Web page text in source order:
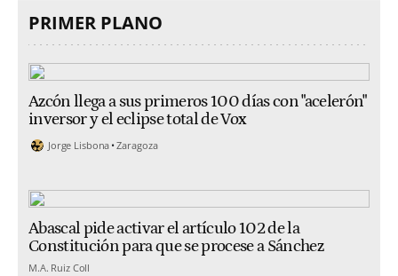
PRIMER PLANO
Azcón llega a sus primeros 100 días con "acelerón"
inversor y el eclipse total de Vox
Jorge Lisbona Zaragoza
Abascal pide activar el artículo 102 de la
Constitución para que se procese a Sánchez
M.A. Ruiz Coll